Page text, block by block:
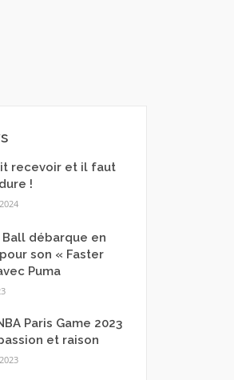
recevoir et il faut
!
Ball débarque en
son « Faster
Puma
Paris Game 2023
et raison